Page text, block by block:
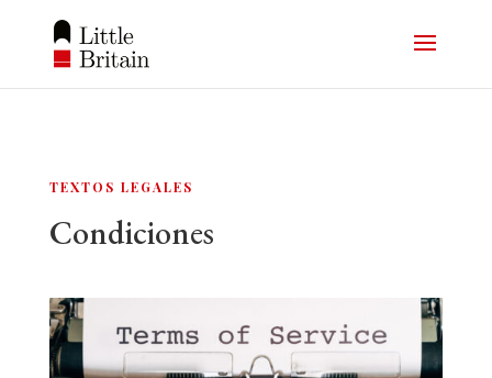
TEXTOS LEGALES
Condiciones